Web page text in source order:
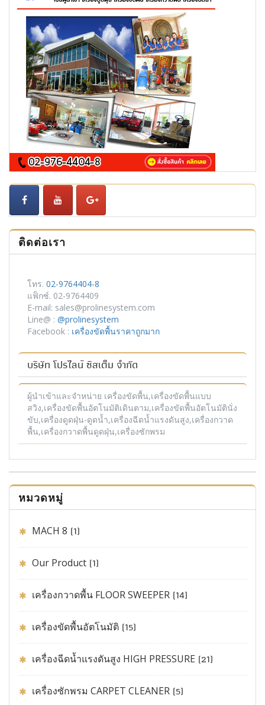
ติดต่อเรา
โทร. 02-9764404-8
แฟ็กซ์. 02-9764409
E-mail: sales@prolinesystem.com
Line@ : @prolinesystem
Facebook : เครื่องขัดพื้นราคาถูกมาก
บริษัท โปรไลน์ ซิสเต็ม จำกัด
ผู้นำเข้าและจำหน่าย เครื่องขัดพื้น,เครื่องขัดพื้นแบบ
สวิง,เครื่องขัดพื้นอัตโนมัติเดินตาม,เครื่องขัดพื้นอัตโนมัตินั่ง
ขับ,เครื่องดูดฝุ่น-ดูดน้ำ,เครื่องฉีดน้ำแรงดันสูง,เครื่องกวาด
พื้น,เครื่องกวาดพื้นดูดฝุ่น,เครื่องซักพรม
หมวดหมู่
MACH 8 (1)
Our Product (1)
เครื่องกวาดพื้น FLOOR SWEEPER (14)
เครื่องขัดพื้นอัตโนมัติ (15)
เครื่องฉีดน้ำแรงดันสูง HIGH PRESSURE (21)
เครื่องซักพรม CARPET CLEANER (5)